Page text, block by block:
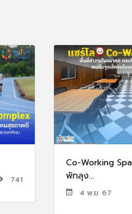
741
Co-Working
พัทลุง...
4 พ.ย. 67